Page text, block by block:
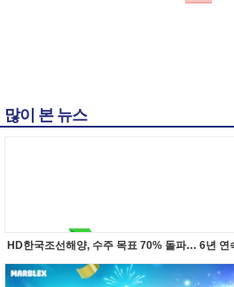
많이 본 뉴스
HD한국조선해양, 수주 목표 70% 돌파… 6년 연